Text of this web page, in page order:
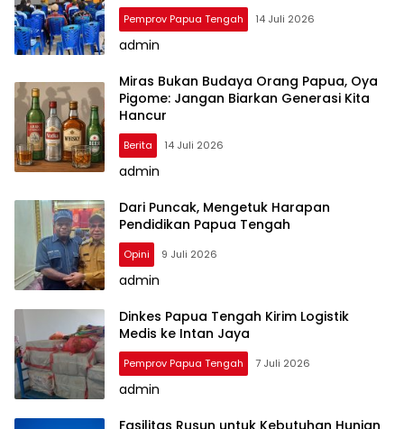
Pemprov Papua Tengah 14 Juli 2026
admin
Miras Bukan Budaya Orang Papua, Oya
Pigome: Jangan Biarkan Generasi Kita
Hancur
Berita 14 Juli 2026
admin
Dari Puncak, Mengetuk Harapan
Pendidikan Papua Tengah
Opini 9 Juli 2026
admin
Dinkes Papua Tengah Kirim Logistik
Medis ke Intan Jaya
Pemprov Papua Tengah 7 Juli 2026
admin